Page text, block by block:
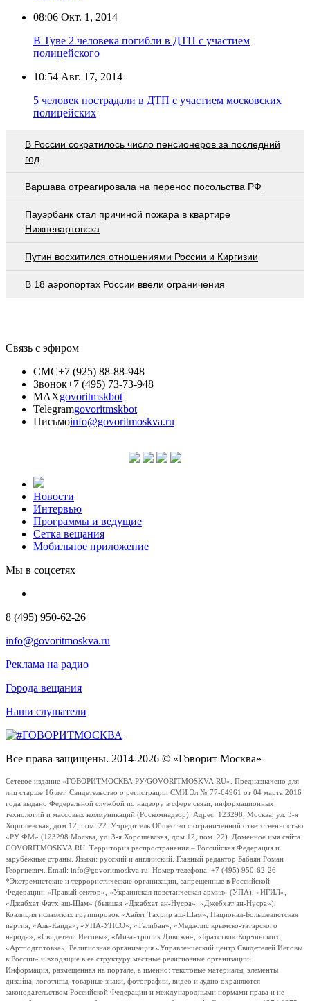
08:06 Окт. 1, 2014
В Туве 2 человека погибли в ДТП с участием
полицейского
10:54 Авг. 17, 2014
5 человек пострадали в ДТП с участием московских
полицейских
В России сократилось число пенсионеров за последний
год
Варшава отреагировала на перенос посольства РФ
Пауэрбанк стал причиной пожара в квартире
Нижневартовска
Путин восхитился отношениями России и Киргизии
В 18 аэропортах России ввели ограничения
Связь с эфиром
СМС+7 (925) 88-88-948
Звонок+7 (495) 73-73-948
MAXgovoritmskbot
Telegramgovoritmskbot
Письмоinfo@govoritmoskva.ru
Новости
Интервью
Программы и ведущие
Сетка вещания
Мобильное приложение
Мы в соцсетях
8 (495) 950-62-26
info@govoritmoskva.ru
Реклама на радио
Города вещания
Наши слушатели
Все права защищены. 2014-2026 © «Говорит Москва»
Сетевое издание «ГОВОРИТМОСКВА.РУ/GOVORITMOSKVA.RU». Предназначено для
лиц старше 16 лет. Свидетельство о регистрации СМИ Эл № 77-64961 от 04 марта 2016
года выдано Федеральной службой по надзору в сфере связи, информационных
технологий и массовых коммуникаций (Роскомнадзор). Адрес: 123298, Москва, ул. 3-я
Хорошевская, дом 12, пом. 22. Учредитель Общество с ограниченной ответственностью
«РУ ФМ» (123298 Москва, ул. 3-я Хорошевская, дом 12, пом. 22). Доменное имя сайта
GOVORITMOSKVA.RU. Территория распространения – Российская Федерация и
зарубежные страны. Языки: русский и английский. Главный редактор Бабаян Роман
Георгиевич. Email: info@govoritmoskva.ru. Номер телефона: +7 (495) 950-62-26
*Экстремистские и террористические организации, запрещенные в Российской
Федерации: «Правый сектор», «Украинская повстанческая армия» (УПА), «ИГИЛ»,
«Джабхат Фатх аш-Шам» (бывшая «Джабхат ан-Нусра», «Джебхат ан-Нусра»),
Коалиция исламских группировок «Хайят Тахрир аш-Шам», Национал-Большевистская
партия, «Аль-Каида», «УНА-УНСО», «Талибан», «Меджлис крымско-татарского
народа», «Свидетели Иеговы», «Мизантропик Дивижн», «Братство» Корчинского,
«Артподготовка», Религиозная организация «Управленческий центр Свидетелей Иеговы
в России» и входящие в ее структуру местные религиозные организации.
Информация, размещенная на портале, а именно: текстовые материалы, элементы
дизайна, логотипы, товарные знаки, фотографии, видео и аудио охраняются
законодательством Российской Федерации и международными нормами права и не